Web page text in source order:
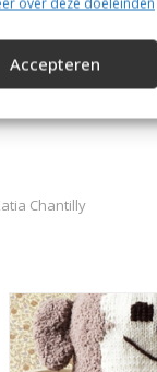
Accepteren
Chantilly